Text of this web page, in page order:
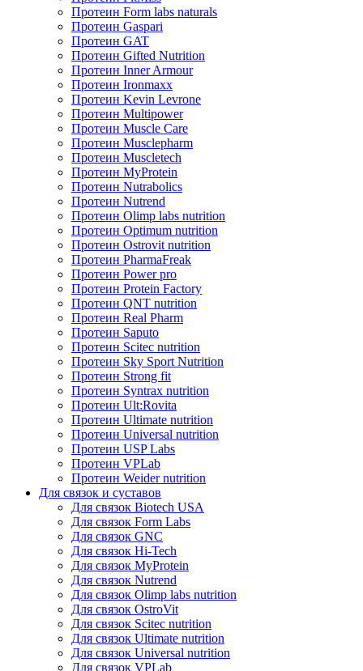
Протеин Form labs naturals
Протеин Gaspari
Протеин GAT
Протеин Gifted Nutrition
Протеин Inner Armour
Протеин Ironmaxx
Протеин Kevin Levrone
Протеин Multipower
Протеин Muscle Care
Протеин Musclepharm
Протеин Muscletech
Протеин MyProtein
Протеин Nutrabolics
Протеин Nutrend
Протеин Olimp labs nutrition
Протеин Optimum nutrition
Протеин Ostrovit nutrition
Протеин PharmaFreak
Протеин Power pro
Протеин Protein Factory
Протеин QNT nutrition
Протеин Real Pharm
Протеин Saputo
Протеин Scitec nutrition
Протеин Sky Sport Nutrition
Протеин Strong fit
Протеин Syntrax nutrition
Протеин Ult:Rovita
Протеин Ultimate nutrition
Протеин Universal nutrition
Протеин USP Labs
Протеин VPLab
Протеин Weider nutrition
Для связок и суставов
Для связок Biotech USA
Для связок Form Labs
Для связок GNC
Для связок Hi-Tech
Для связок MyProtein
Для связок Nutrend
Для связок Olimp labs nutrition
Для связок OstroVit
Для связок Scitec nutrition
Для связок Ultimate nutrition
Для связок Universal nutrition
Для связок VPLab